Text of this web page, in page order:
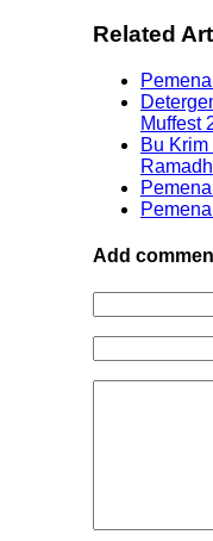
Related
Muffest
Bu
Add